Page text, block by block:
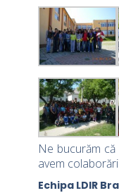
Ne bucurăm
avem
Echipa LDIR